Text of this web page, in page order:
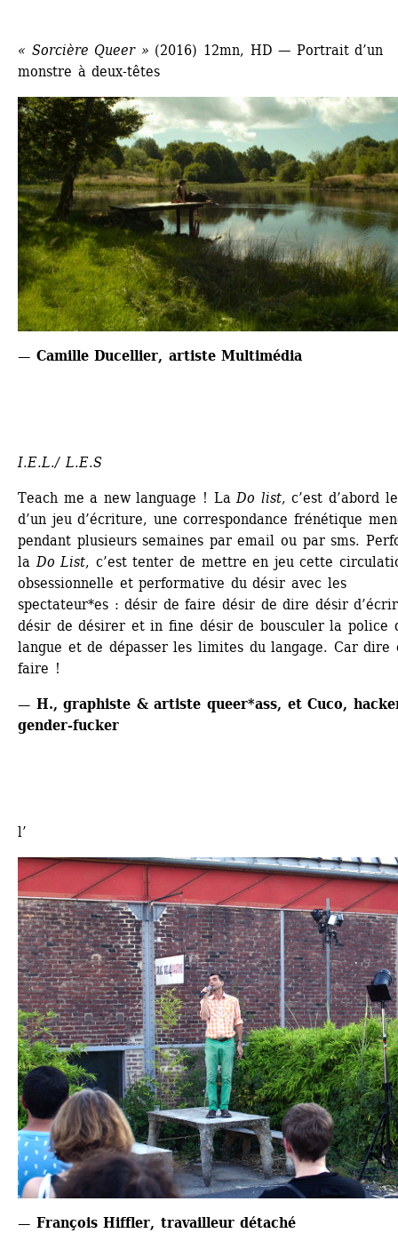
« Sorcière Queer » (2016) 12mn, HD — Portrait d’un
monstre à deux-têtes
— Camille Ducellier, artiste Multimédia
I.E.L./ L.E.S
Teach me a new language ! La Do list, c’est d’abord
d’un jeu d’écriture, une correspondance frénétique
pendant plusieurs semaines par email ou par sms.
la Do List, c’est tenter de mettre en jeu cette
obsessionnelle et performative du désir avec les
spectateur*es : désir de faire désir de dire désir
désir de désirer et in fine désir de bousculer la police
langue et de dépasser les limites du langage. Car dire
faire !
— H., graphiste & artiste queer*ass, et Cuco,
gender-fucker
l’
— François Hiffler, travailleur détaché